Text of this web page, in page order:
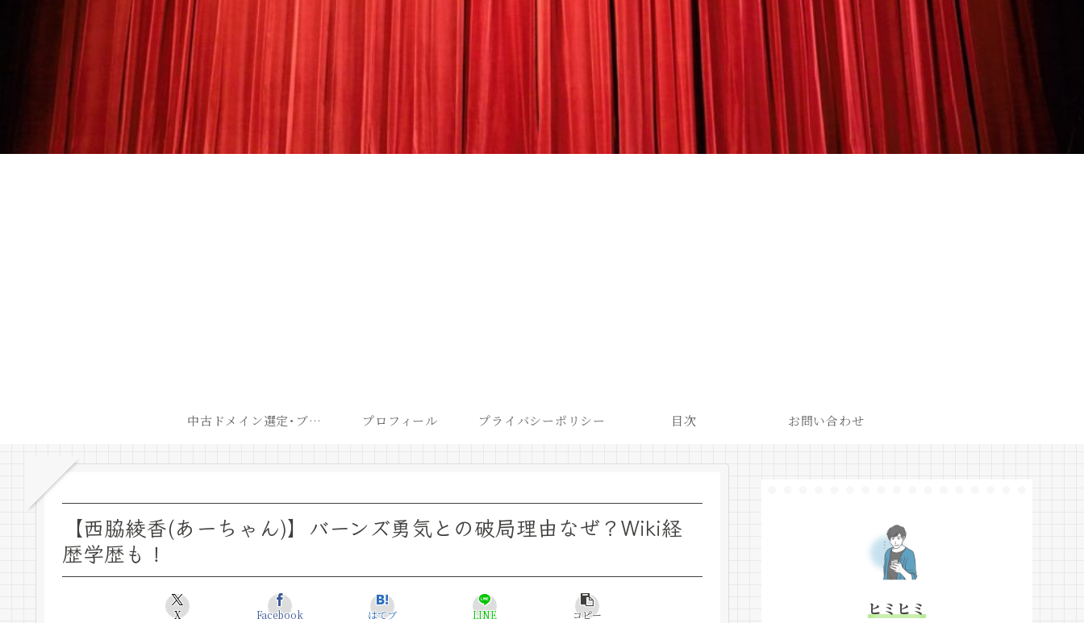
中古ドメイン選定･ブログ開設後最短での収益化戦略 プロフィール プライバシーポリシー 目次 お問い合わせ
【西脇綾香(あーちゃん)】バーンズ勇気との破局理由なぜ？Wiki経
歴学歴も！
X Facebook はてブ LINE コピー ヒミヒミ